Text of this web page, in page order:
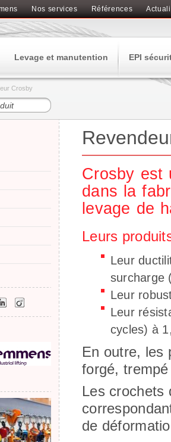
Nos services Références
Levage et manutention EPI
Crosby
Crosby est
dans la
levage de
Leurs
Leur
surcharge
Leur
Leur
cycles) à
En outre, les
forgé,
Les crochets
de